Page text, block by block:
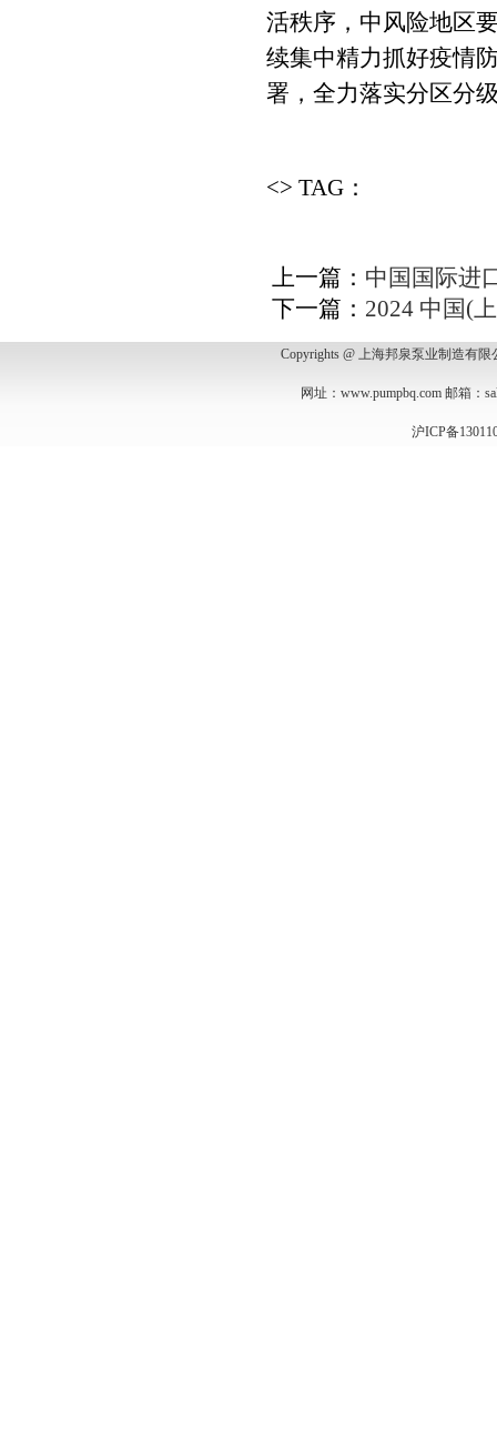
活秩序，中风险地区
续集中精力抓好疫情
署，全力落实分区分
<> TAG：
上一篇： 中国国际进
下一篇： 2024 中国(
Copyrights @ 上海邦泉泵业制造有限
网址： www.pumpbq.com 邮箱：
沪ICP备